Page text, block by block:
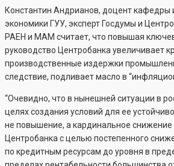
Константин Андрианов, доцент кафедры
экономики ГУУ, эксперт Госдумы и
РАЕН и МАМ считает, что повышая
руководство Центробанка увеличивает
производственные издержки
следствие, подливает масло в
“Очевидно, что в нынешней ситуации в
целях создания условий для ее
не повышение, а кардинальное снижение
Центробанка с целью постепенного
по кредитным ресурсам до уровня в